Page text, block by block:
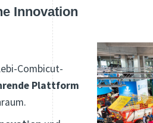
Innovation
Combicut-
Plattform